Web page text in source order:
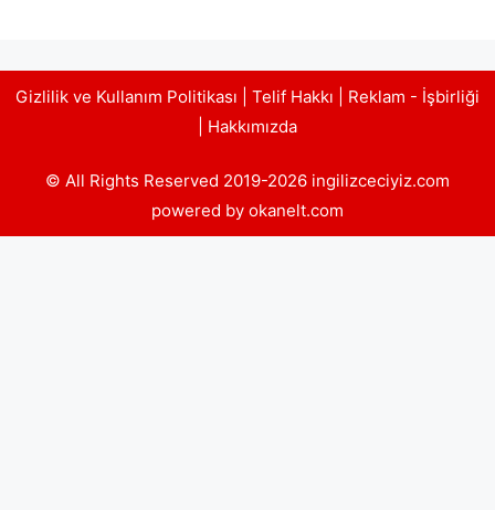
Gizlilik ve Kullanım Politikası Telif Hakkı
Reklam - İşbirliği
Hakkımızda
© All Rights Reserved 2019-2026 ingilizceciyiz.com
powered by okanelt.com